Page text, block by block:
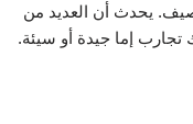
يحدث أن العديد من
تجارب إما جيدة أو سيئة.